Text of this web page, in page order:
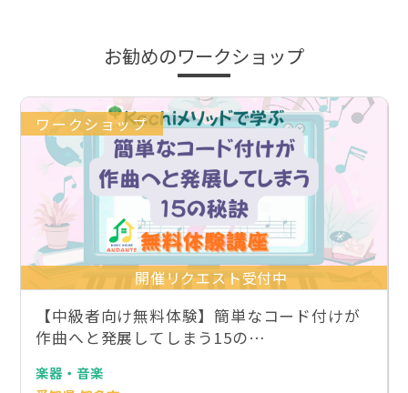
お勧めのワークショップ
ワークショップ
開催リクエスト受付中
【中級者向け無料体験】簡単なコード付けが
作曲へと発展してしまう15の…
楽器・音楽